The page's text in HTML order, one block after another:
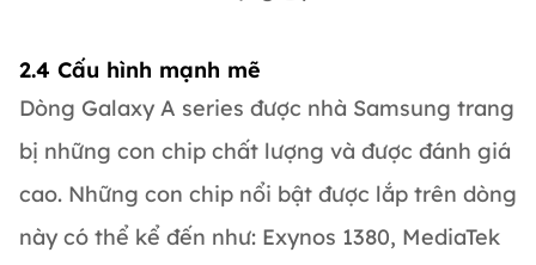
2.4 Cấu hình mạnh mẽ
Dòng Galaxy A series được nhà Samsung trang
bị những con chip chất lượng và được đánh giá
cao. Những con chip nổi bật được lắp trên dòng
này có thể kể đến như: Exynos 1380, MediaTek